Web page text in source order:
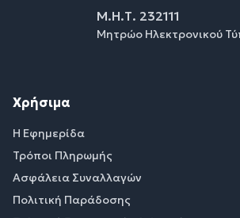
Μ.Η.Τ. 232111
Μητρώο Ηλεκτρονικού
Χρήσιμα
Η Εφημερίδα
Τρόποι Πληρωμής
Ασφάλεια Συναλλαγών
Πολιτική Παράδοσης